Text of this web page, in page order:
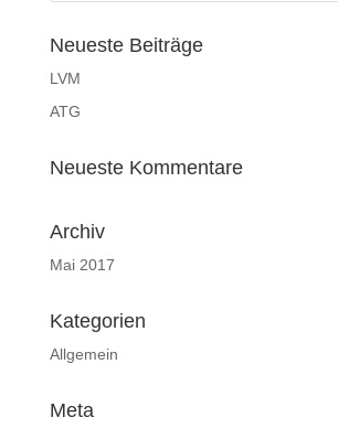
Neueste Beiträge
LVM
ATG
Neueste Kommentare
Archiv
Mai 2017
Kategorien
Allgemein
Meta